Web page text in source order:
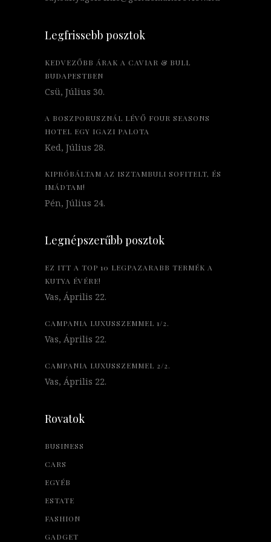
Legfrissebb posztok
KEDVEZŐBB ÁRAK A CAVIAR & BULL
BUDAPESTBEN
Csü, Július 30.
A BOSZPORUSZNÁL LÉVŐ FOUR SEASONS
HOTEL EGY IGAZI PALOTA
Ked, Július 28.
KIPRÓBÁLTAM AZ ISZTAMBULI SOFITELT, ÉS
IMÁDTAM!
Pén, Július 24.
Legnépszerűbb posztok
EZ ITT A TOP 10 LEGPAZARABB TERMÉK A
KUTYA ÉVÉRE!
Vas, Április 22.
CAMPANIA LUXUSSZEMMEL 1/2.
Vas, Április 22.
CAMPANIA LUXUSSZEMMEL 2/2.
Vas, Április 22.
Rovatok
BUSINESS
CARS
EGYÉB
ESTATE
FASHION
GADGET